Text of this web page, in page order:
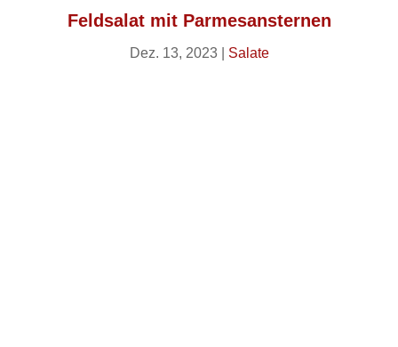
Feldsalat mit Parmesansternen
Dez. 13, 2023| Salate